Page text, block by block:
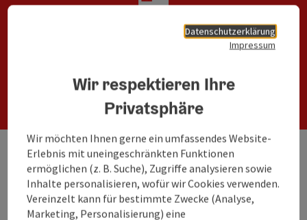
Nächtigung.
Zimmer in Linz.
Sie möchten nach der Veranstaltung in Linz
nächtigen? Die Kolleg:innen der Tourist Information
Linz unterstützen Sie gerne bei der Suche nach einer
Unterkunft in der Stadt.
Datenschutzerklärung
Impressum
Wir respektieren Ihre
Privatsphäre
Wir möchten Ihnen gerne ein umfassendes Website-
Erlebnis mit uneingeschränkten Funktionen
ermöglichen (z. B. Suche), Zugriffe analysieren sowie
Inhalte personalisieren, wofür wir Cookies verwenden.
Vereinzelt kann für bestimmte Zwecke (Analyse,
Marketing, Personalisierung) eine